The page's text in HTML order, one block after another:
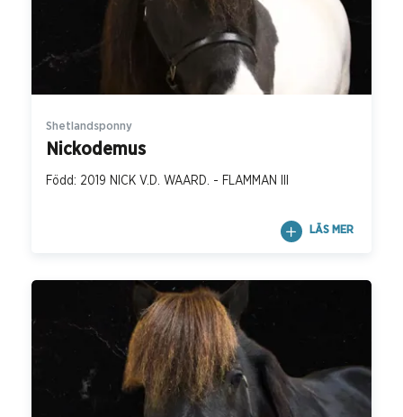
Shetlandsponny
Nickodemus
Född: 2019 NICK V.D. WAARD. - FLAMMAN III
LÄS MER